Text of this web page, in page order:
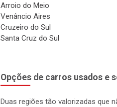
Arroio do Meio
Venâncio Aires
Cruzeiro do Sul
Santa Cruz do Sul
Opções de carros usados e
Duas regiões tão valorizadas que